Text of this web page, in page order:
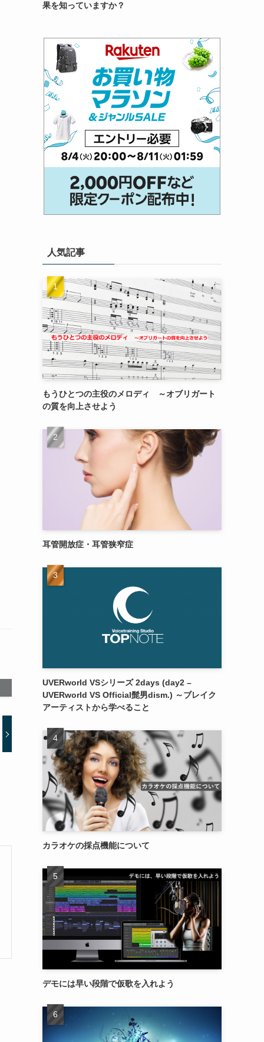
果を知っていますか？
人気記事
もうひとつの主役のメロディ ～オブリガート
の質を向上させよう
耳管開放症・耳管狭窄症
UVERworld VSシリーズ 2days (day2 –
UVERworld VS Official髭男dism.) ～ブレイク
アーティストから学べること
カラオケの採点機能について
デモには早い段階で仮歌を入れよう